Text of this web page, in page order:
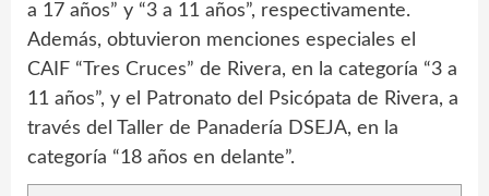
a 17 años” y “3 a 11 años”, respectivamente.
Además, obtuvieron menciones especiales el
CAIF “Tres Cruces” de Rivera, en la categoría “3 a
11 años”, y el Patronato del Psicópata de Rivera, a
través del Taller de Panadería DSEJA, en la
categoría “18 años en delante”.